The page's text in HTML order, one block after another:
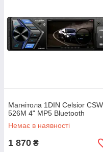
Магнітола 1DIN Celsior
526M 4" MP5 Bluetooth
Немає в наявності
1 870 ₴